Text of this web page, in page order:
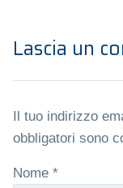
Lascia un
Il tuo indirizzo
obbligatori sono
Nome *